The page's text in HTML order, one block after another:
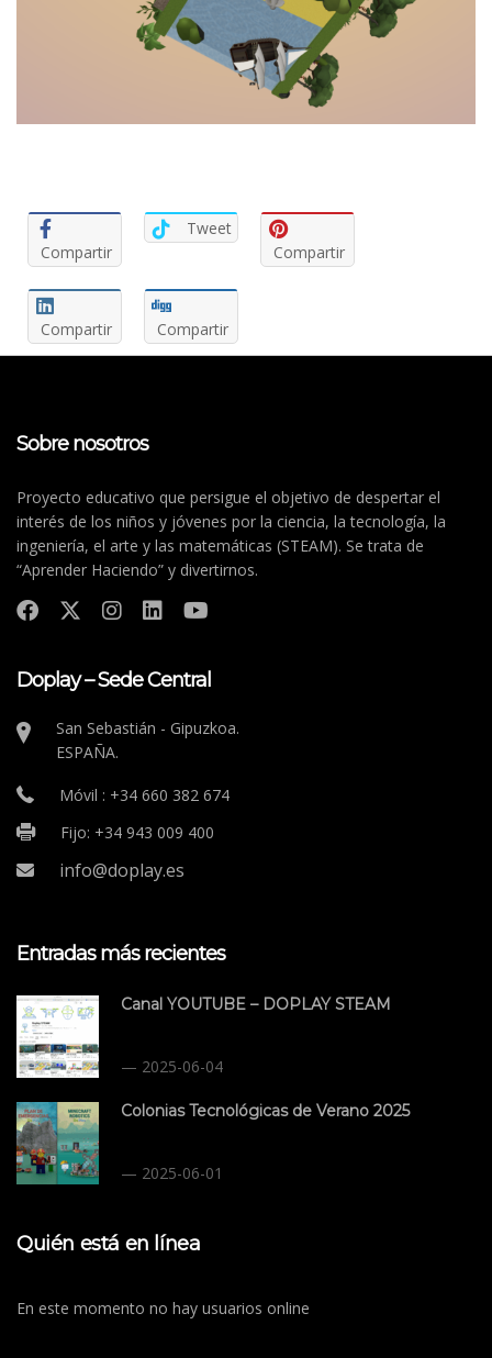
Compartir
Tweet
Compartir
Compartir Compartir
Sobre nosotros
Proyecto educativo que persigue el objetivo de despertar el
interés de los niños y jóvenes por la ciencia, la tecnología, la
ingeniería, el arte y las matemáticas (STEAM). Se trata de
“Aprender Haciendo” y divertirnos.
Doplay – Sede Central
San Sebastián - Gipuzkoa.
ESPAÑA.
Móvil : +34 660 382 674
Fijo: +34 943 009 400
info@doplay.es
Entradas más recientes
Canal YOUTUBE – DOPLAY STEAM
2025-06-04
Colonias Tecnológicas de Verano 2025
2025-06-01
Quién está en línea
En este momento no hay usuarios online